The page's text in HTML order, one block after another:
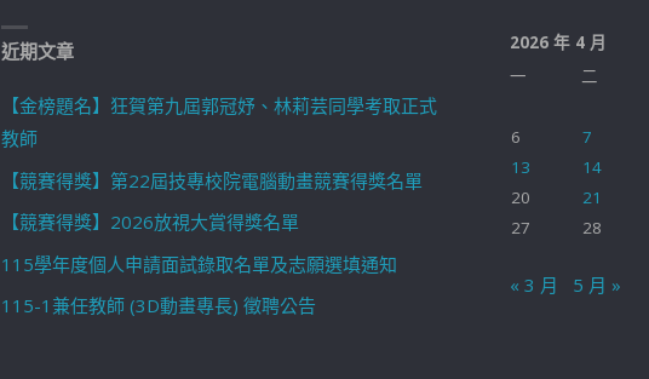
近期文章
【金榜題名】狂賀第九屆郭冠妤、林莉芸同學考取正式
教師
【競賽得獎】第22屆技專校院電腦動畫競賽得獎名單
【競賽得獎】2026放視大賞得獎名單
115學年度個人申請面試錄取名單及志願選填通知
115-1兼任教師 (3D動畫專長) 徵聘公告
2026 年 4 月
一
二
6
7
13
14
20
21
27
28
« 3 月 5 月 »